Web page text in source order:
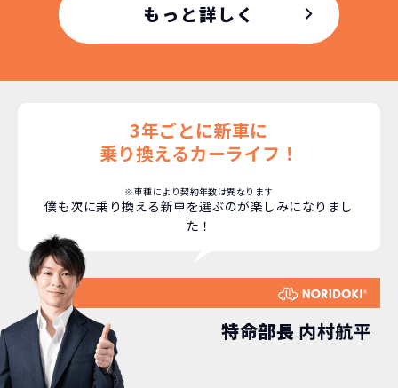
どこよりも安くご契約いただけます！
NORIDOKIは高残価設定を実現！
頭金不要で超低価格！
憧れのクルマが手軽に乗れ
安さの秘密
短期間だから安心！
NORIDOKIなら短期リースでも安いんです！常
に新車なので故障の心配がありませんし、急なラ
イフスタイルの変化にも対応が可能です。
月々定額料金で安心
NORIDOKIなら頭金・ボーナス払い・諸経費・税
金など一切不要！
月々「定額料金」をお支払い
いただくだけでご利用いただけます。
もっと詳しく
3年ごとに新車に
乗り換えるカーライフ！
※車種により契約年数は異なります
僕も次に乗り換える新車を選ぶのが楽しみになりまし
た！
特命部長 内村航平